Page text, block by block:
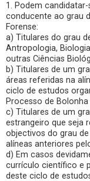
1. Podem
conducente ao grau
Forense:
a) Titulares do grau
Antropologia,
outras Ciências
b) Titulares de um
áreas referidas na
ciclo de estudos
Processo de
c) Titulares de um
estrangeiro que seja
objectivos do grau
alíneas anteriores
d) Em casos
currículo científico e
deste ciclo de